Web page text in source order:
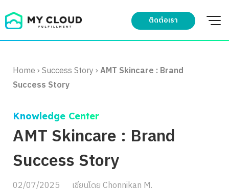
to
ติดต่อเรา
Home›Success Story›AMT Skincare : Brand
Success Story
Knowledge Center
AMT Skincare : Brand
Success Story
02/07/2025 เขียนโดยChonnikan M.